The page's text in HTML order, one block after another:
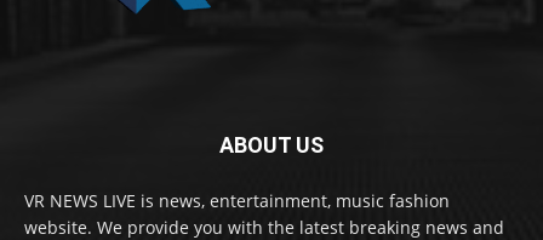
ABOUT US
VR NEWS LIVE is news, entertainment, music fashion
website. We provide you with the latest breaking news and